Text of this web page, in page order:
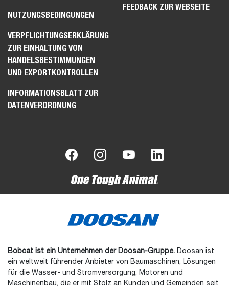
NUTZUNGSBEDINGUNGEN
VERPFLICHTUNGSERKLÄRUNG
ZUR EINHALTUNG VON
HANDELSBESTIMMUNGEN
UND EXPORTKONTROLLEN
INFORMATIONSBLATT ZUR
DATENVERORDNUNG
FEEDBACK ZUR WEBSEITE
Bobcat ist ein Unternehmen der Doosan-Gruppe. Doosan ist
ein weltweit führender Anbieter von Baumaschinen, Lösungen
für die Wasser- und Stromversorgung, Motoren und
Maschinenbau, die er mit Stolz an Kunden und Gemeinden seit